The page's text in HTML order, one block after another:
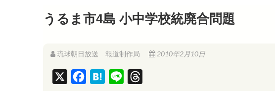
うるま市4島 小中学校統廃合問題
琉球朝日放送 報道制作局 2010年2月10日
H